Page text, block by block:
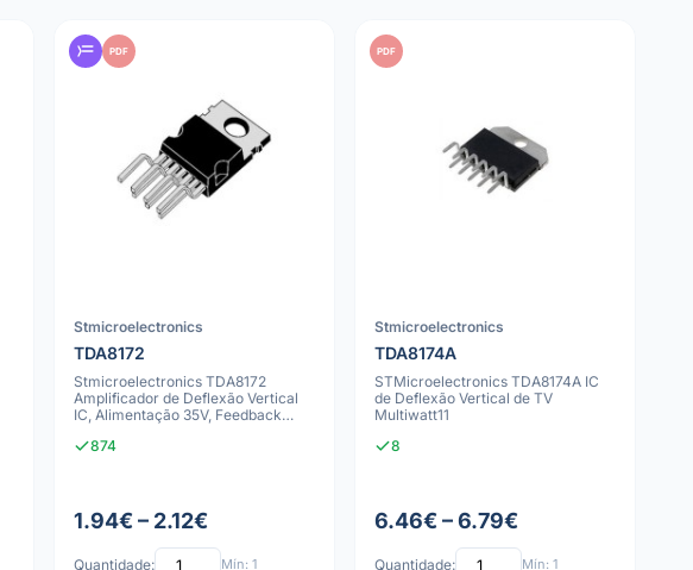
PDF
Stmicroelectronics
TDA8172
Stmicroelectronics TDA8172
Amplificador de Deflexão Vertical
IC, Alimentação 35V, Feedback
874
1.94€ – 2.12€
Quantidade: Mín: 1
PDF
Stmicroelectronics
TDA8174A
STMicroelectronics TDA8174A IC
de Deflexão Vertical de TV
Multiwatt11
8
6.46€ – 6.79€
Quantidade: Mín: 1